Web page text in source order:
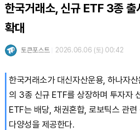
한국거래소, 신규 ETF 3종 출
확대
토큰포스트 2026.06.06 (토) 00:42
한국거래소가 대신자산운용, 하나자
의 3종 신규 ETF를 상장하며 투자자
ETF는 배당, 채권혼합, 로보틱스 관련
다양성을 제공한다.